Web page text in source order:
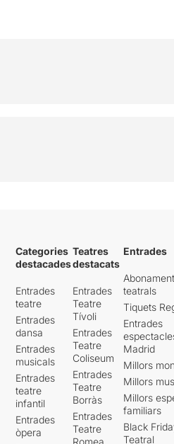
Categories
destacades
Entrades
teatre
Entrades
dansa
Entrades
musicals
Entrades
teatre
infantil
Entrades
òpera
Teatres
destacats
Entrades
Teatre
Tívoli
Entrades
Teatre
Coliseum
Entrades
Teatre
Borràs
Entrades
Teatre
Romea
Entrades
teatrals
Tiquets
Entrades
Madrid
Millors
Millors
Millors
familiars
Black
Teatral